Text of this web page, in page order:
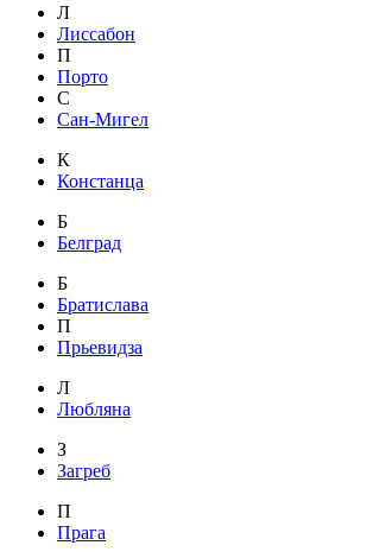
Л
Лиссабон
П
Порто
С
Сан-Мигел
К
Констанца
Б
Белград
Б
Братислава
П
Прьевидза
Л
Любляна
З
Загреб
П
Прага